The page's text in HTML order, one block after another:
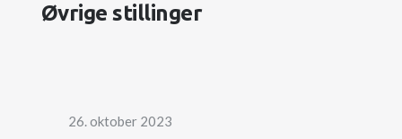
Øvrige stillinger
26. oktober 2023